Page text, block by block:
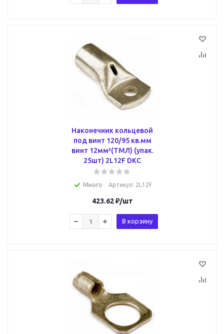
Наконечник кольцевой
под винт 120/95 кв.мм
винт 12мм²(ТМЛ) (упак.
25шт) 2L12F DKC
Много Артикул: 2L12F
423.62₽/шт
В корзину